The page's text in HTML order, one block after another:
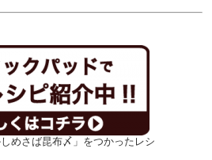
しめさば昆布〆」をつかったレシ